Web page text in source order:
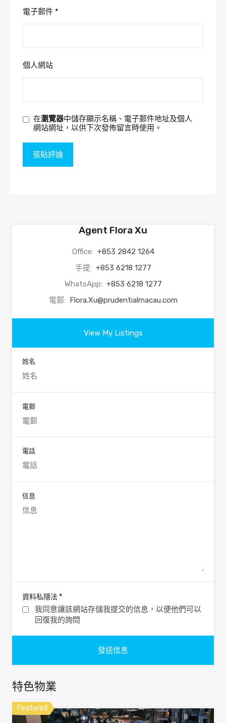
電子郵件 *
個人網站
在瀏覽器中儲存顯示名稱、電子郵件地址及個人
網站網址，以供下次發佈留言時使用。
Agent Flora Xu
Office: +853 2842 1264
手提: +853 6218 1277
WhatsApp: +853 6218 1277
電郵: Flora.Xu@prudentialmacau.com
View My Listings
姓名
電郵
電話
信息
資料私隱法 *
我同意讓該網站存儲我提交的信息，以便他們可以
回復我的詢問
特色物業
Featured